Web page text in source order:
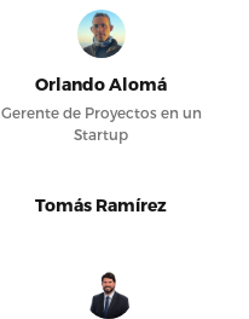
Orlando Alomá
Gerente de Proyectos en un
Startup
Tomás Ramírez